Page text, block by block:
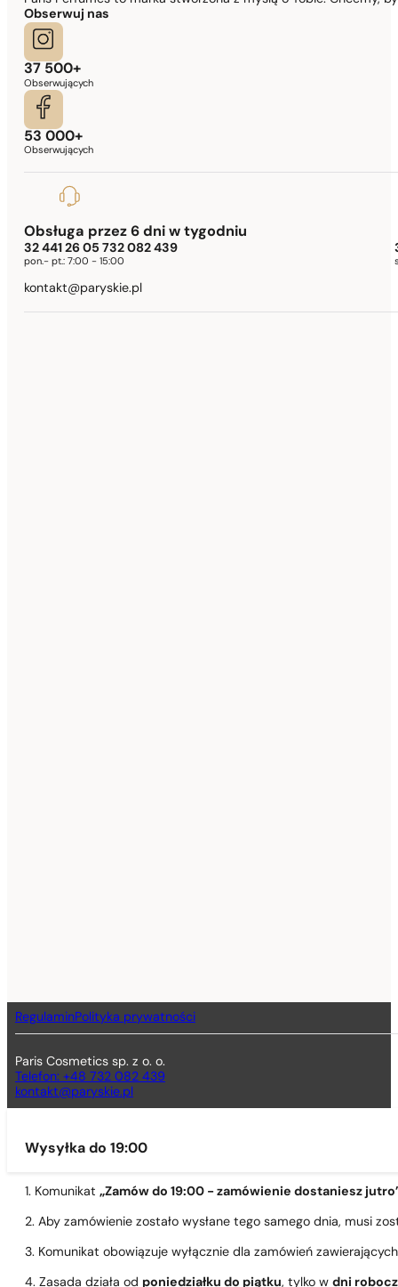
Obserwuj nas
37 500+
Obserwujących
53 000+
Obserwujących
Obsługa przez 6 dni w tygodniu
32 441 26 05 732 082 439
pon.- pt.: 7:00 - 15:00
kontakt@paryskie.pl
RegulaminPolityka prywatności
Paris Cosmetics sp. z o. o.
Telefon: +48 732 082 439
kontakt@paryskie.pl
Wysyłka do 19:00
1. Komunikat „Zamów do 19:00 - zamówienie dostaniesz
2. Aby zamówienie zostało wysłane tego samego dnia, musi
3. Komunikat obowiązuje wyłącznie dla zamówień
4. Zasada działa od poniedziałku do piątku, tylko w dni